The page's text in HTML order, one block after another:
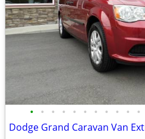
• • • • • • • • • • •